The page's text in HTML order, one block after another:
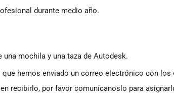
durante medio año.
mochila y una taza de Autodesk.
hemos enviado un correo electrónico con
recibirlo, por favor comunícanoslo para